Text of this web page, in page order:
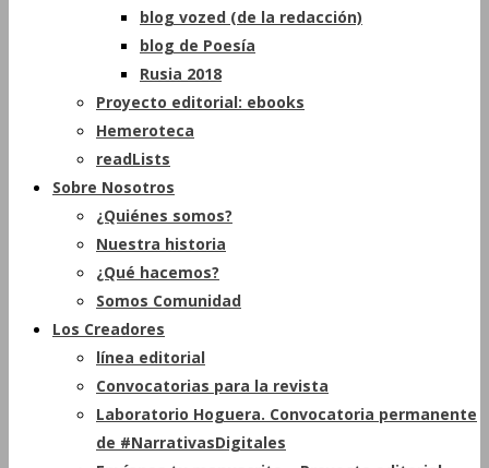
blog vozed (de la redacción)
blog de Poesía
Rusia 2018
Proyecto editorial: ebooks
Hemeroteca
readLists
Sobre Nosotros
¿Quiénes somos?
Nuestra historia
¿Qué hacemos?
Somos Comunidad
Los Creadores
línea editorial
Convocatorias para la revista
Laboratorio Hoguera. Convocatoria permanente
de #NarrativasDigitales